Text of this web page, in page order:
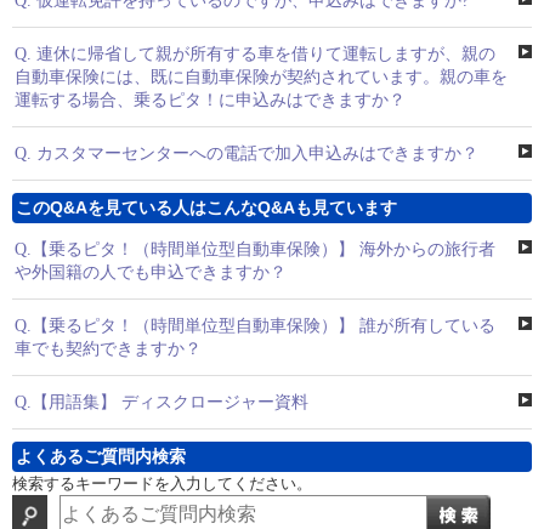
Q. 連休に帰省して親が所有する車を借りて運転しますが、親の
自動車保険には、既に自動車保険が契約されています。親の車を
運転する場合、乗るピタ！に申込みはできますか？
Q. カスタマーセンターへの電話で加入申込みはできますか？
このQ&Aを見ている人はこんなQ&Aも見ています
Q. 【乗るピタ！（時間単位型自動車保険）】 海外からの旅行者
や外国籍の人でも申込できますか？
Q. 【乗るピタ！（時間単位型自動車保険）】 誰が所有している
車でも契約できますか？
Q. 【用語集】 ディスクロージャー資料
よくあるご質問内検索
検索するキーワードを入力してください。